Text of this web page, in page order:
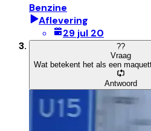
Benzine
Aflevering
29 jul 20
??
Vraag
Wat betekent het als een
Antwoord